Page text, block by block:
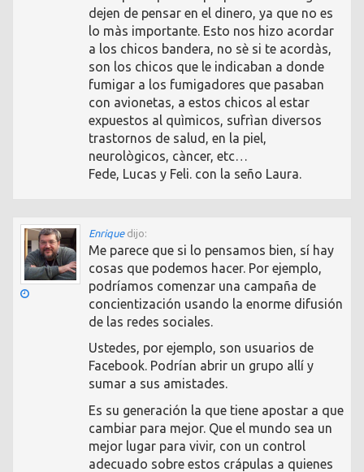
dejen de pensar en el dinero, ya que no es
lo màs importante. Esto nos hizo acordar
a los chicos bandera, no sè si te acordàs,
son los chicos que le indicaban a donde
fumigar a los fumigadores que pasaban
con avionetas, a estos chicos al estar
expuestos al quìmicos, sufrìan diversos
trastornos de salud, en la piel,
neurològicos, càncer, etc…
Fede, Lucas y Feli. con la seño Laura.
Enrique dijo:
Me parece que si lo pensamos bien, sí hay
cosas que podemos hacer. Por ejemplo,
podríamos comenzar una campaña de
concientización usando la enorme difusión
de las redes sociales.
Ustedes, por ejemplo, son usuarios de
Facebook. Podrían abrir un grupo allí y
sumar a sus amistades.
Es su generación la que tiene apostar a que
cambiar para mejor. Que el mundo sea un
mejor lugar para vivir, con un control
adecuado sobre estos crápulas a quienes